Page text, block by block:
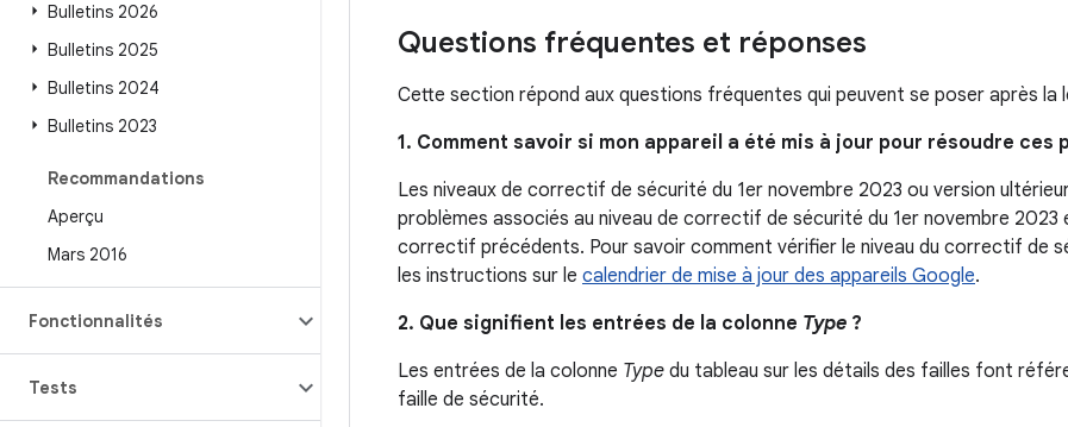
Bulletins 2026
Bulletins 2025
Bulletins 2024
Bulletins 2023
Recommandations
Aperçu
Mars 2016
Fonctionnalités
Tests
Questions fréquentes et réponses
Cette section répond aux questions fréquentes qui peuvent se poser après la
1. Comment savoir si mon appareil a été mis à jour pour résoudre ces
Les niveaux de correctif de sécurité du 1er novembre 2023 ou version
problèmes associés au niveau de correctif de sécurité du 1er novembre 2023
correctif précédents. Pour savoir comment vérifier le niveau du correctif de
les instructions sur le calendrier de mise à jour des appareils Google.
2. Que signifient les entrées de la colonne Type ?
Les entrées de la colonne Type du tableau sur les détails des failles font
faille de sécurité.